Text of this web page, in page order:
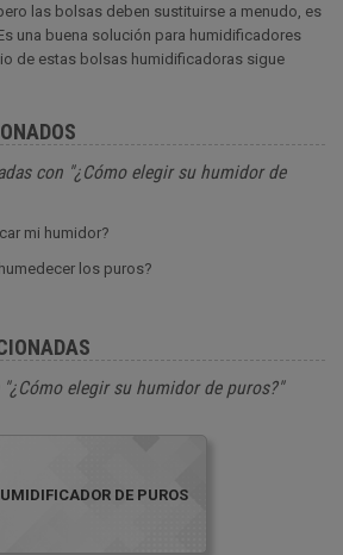
las bolsas deben sustituirse a menudo, es
una buena solución para humidificadores
de estas bolsas humidificadoras sigue
con "¿Cómo elegir su humidor de
mi humidor?
los puros?
"¿Cómo elegir su humidor de puros?"
DE PUROS